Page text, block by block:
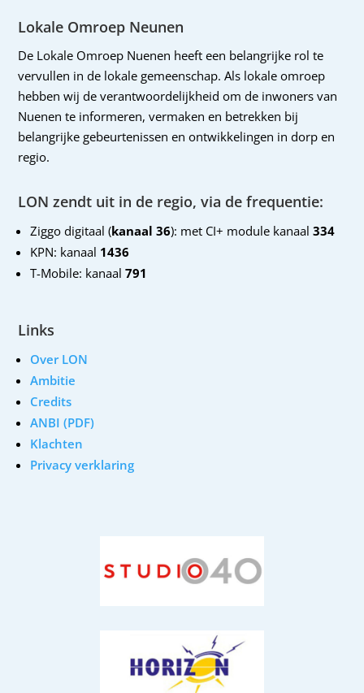
Lokale Omroep Neunen
De Lokale Omroep Nuenen heeft een belangrijke rol te
vervullen in de lokale gemeenschap. Als lokale omroep
hebben wij de verantwoordelijkheid om de inwoners van
Nuenen te informeren, vermaken en betrekken bij
belangrijke gebeurtenissen en ontwikkelingen in dorp en
regio.
LON zendt uit in de regio, via de frequentie:
Ziggo digitaal (kanaal 36): met CI+ module kanaal 334
KPN: kanaal 1436
T-Mobile: kanaal791
Links
Over LON
Ambitie
Credits
ANBI (PDF)
Klachten
Privacy verklaring